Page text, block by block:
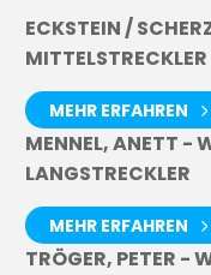
ECKSTEIN /
MITTELSTRECKLER
MEHR ERFAHREN
MENNEL, ANETT -
LANGSTRECKLER
MEHR ERFAHREN
TRÖGER, PETER -